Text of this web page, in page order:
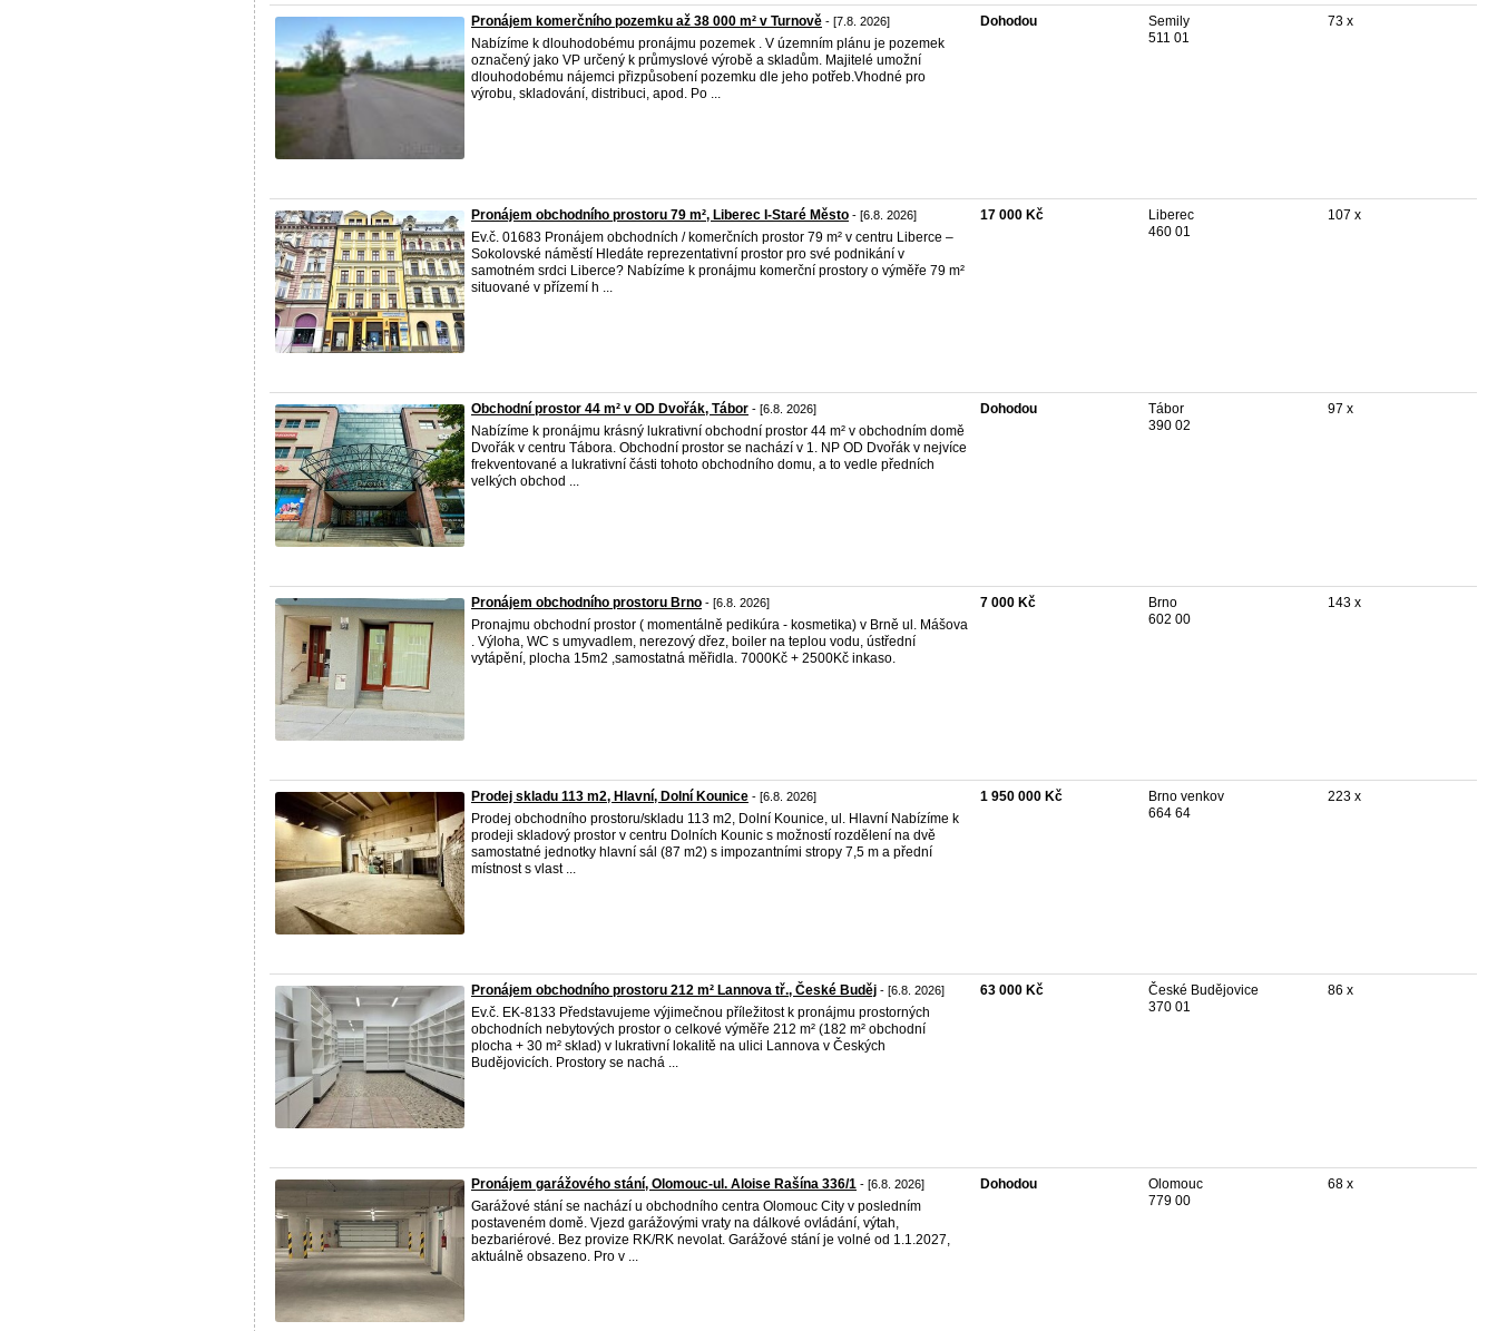
Pronájem komerčního pozemku až 38 000 m² v Turnově - [7.8. 2026]
Nabízíme k dlouhodobému pronájmu pozemek . V územním plánu je pozemek
označený jako VP určený k průmyslové výrobě a skladům. Majitelé umožní
dlouhodobému nájemci přizpůsobení pozemku dle jeho potřeb.Vhodné pro
výrobu, skladování, distribuci, apod. Po ...
Dohodou
Semily
511 01
73 x
Pronájem obchodního prostoru 79 m², Liberec I-Staré Město - [6.8. 2026]
Ev.č. 01683 Pronájem obchodních / komerčních prostor 79 m² v centru Liberce –
Sokolovské náměstí Hledáte reprezentativní prostor pro své podnikání v
samotném srdci Liberce? Nabízíme k pronájmu komerční prostory o výměře 79 m²
situované v přízemí h ...
17 000 Kč
Liberec
460 01
107 x
Obchodní prostor 44 m² v OD Dvořák, Tábor - [6.8. 2026]
Nabízíme k pronájmu krásný lukrativní obchodní prostor 44 m² v obchodním domě
Dvořák v centru Tábora. Obchodní prostor se nachází v 1. NP OD Dvořák v nejvíce
frekventované a lukrativní části tohoto obchodního domu, a to vedle předních
velkých obchod ...
Dohodou
Tábor
390 02
97 x
Pronájem obchodního prostoru Brno - [6.8. 2026]
Pronajmu obchodní prostor ( momentálně pedikúra - kosmetika) v Brně ul. Mášova
. Výloha, WC s umyvadlem, nerezový dřez, boiler na teplou vodu, ústřední
vytápění, plocha 15m2 ,samostatná měřidla. 7000Kč + 2500Kč inkaso.
7 000 Kč
Brno
602 00
143 x
Prodej skladu 113 m2, Hlavní, Dolní Kounice - [6.8. 2026]
Prodej obchodního prostoru/skladu 113 m2, Dolní Kounice, ul. Hlavní Nabízíme k
prodeji skladový prostor v centru Dolních Kounic s možností rozdělení na dvě
samostatné jednotky hlavní sál (87 m2) s impozantními stropy 7,5 m a přední
místnost s vlast ...
1 950 000 Kč
Brno venkov
664 64
223 x
Pronájem obchodního prostoru 212 m² Lannova tř., České Buděj - [6.8. 2026]
Ev.č. EK-8133 Představujeme výjimečnou příležitost k pronájmu prostorných
obchodních nebytových prostor o celkové výměře 212 m² (182 m² obchodní
plocha + 30 m² sklad) v lukrativní lokalitě na ulici Lannova v Českých
Budějovicích. Prostory se nachá ...
63 000 Kč
České Budějovice
370 01
86 x
Pronájem garážového stání, Olomouc-ul. Aloise Rašína 336/1 - [6.8. 2026]
Garážové stání se nachází u obchodního centra Olomouc City v posledním
postaveném domě. Vjezd garážovými vraty na dálkové ovládání, výtah,
bezbariérové. Bez provize RK/RK nevolat. Garážové stání je volné od 1.1.2027,
aktuálně obsazeno. Pro v ...
Dohodou
Olomouc
779 00
68 x